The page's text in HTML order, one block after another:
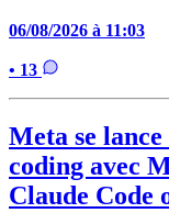
06/08/2026 à 11:03
• 13
Meta se
coding avec
Claude Code